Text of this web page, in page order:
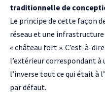
traditionnelle de
Le principe de cette façon
réseau et une
« château fort ». C’est-à-
l’extérieur correspondant
l’inverse tout ce qui était à
par défaut.